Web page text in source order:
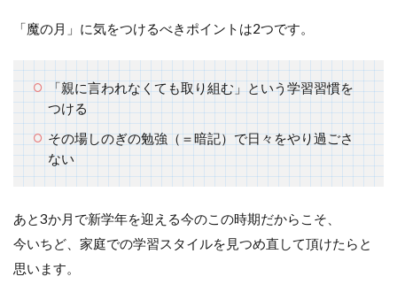
「魔の月」に気をつけるべきポイントは2つです。
「親に言われなくても取り組む」という学習習慣を
つける
その場しのぎの勉強（＝暗記）で日々をやり過ごさ
ない
あと3か月で新学年を迎える今のこの時期だからこそ、
今いちど、家庭での学習スタイルを見つめ直して頂けたらと
思います。